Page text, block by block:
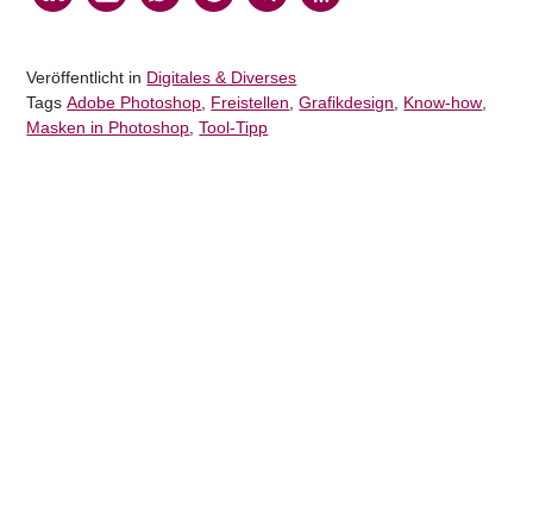
Veröffentlicht in Digitales & Diverses
TagsAdobe Photoshop, Freistellen,Grafikdesign, Know-how,
Masken in Photoshop,Tool-Tipp